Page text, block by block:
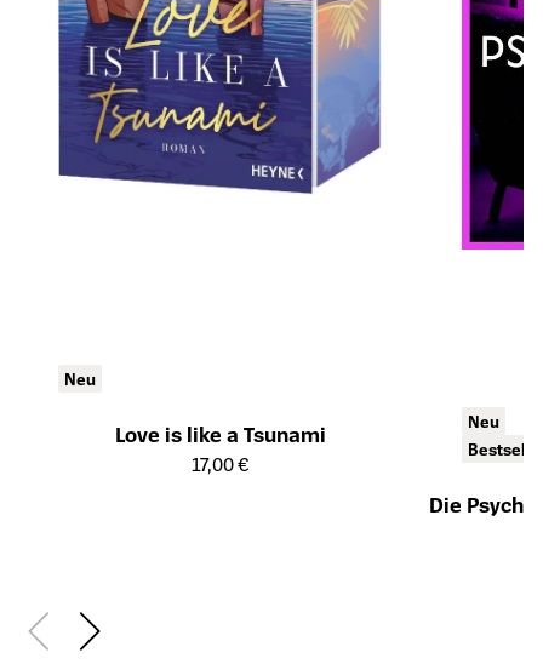
Neu
Love is like a Tsunami
Öffnet die Detailseite des Produkts
17,00 €
Neu
Die